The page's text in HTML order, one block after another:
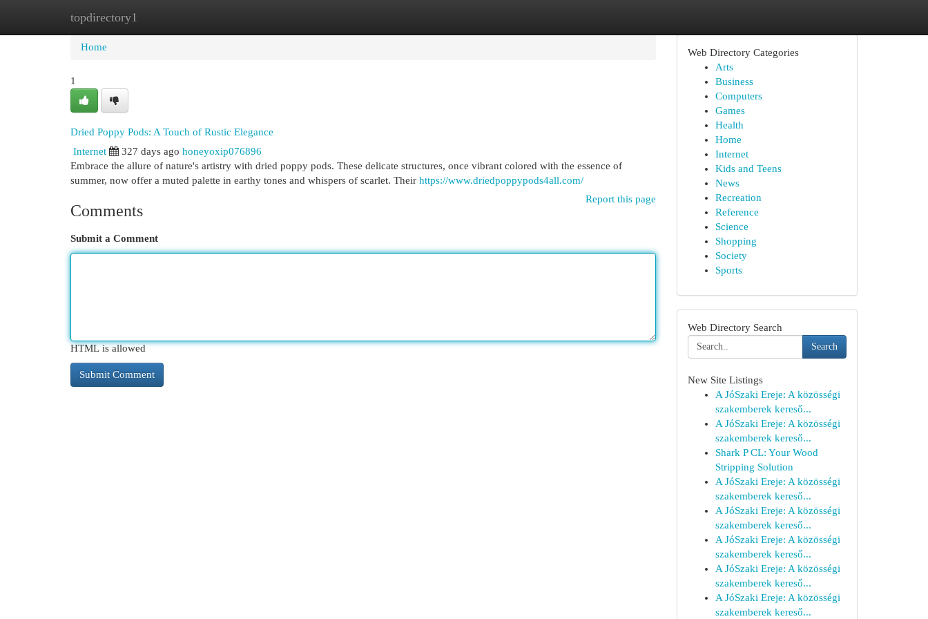
topdirectory1
Home
Home
1
Dried Poppy Pods: A Touch of Rustic Elegance
Internet
327 days ago honeyoxip076896
Embrace the allure of nature's artistry with dried poppy pods. These delicate structures, once vibrant colored with the essence of
summer, now offer a muted palette in earthy tones and whispers of scarlet. Their https://www.driedpoppypods4all.com/
Report this page
Comments
Submit a Comment
HTML is allowed
Web Directory Categories
Arts
Business
Computers
Games
Health
Home
Internet
Kids and Teens
News
Recreation
Reference
Science
Shopping
Society
Sports
Web Directory Search
Search
New Site Listings
A JóSzaki Ereje: A közösségi
szakemberek kereső...
A JóSzaki Ereje: A közösségi
szakemberek kereső...
Shark P CL: Your Wood
Stripping Solution
A JóSzaki Ereje: A közösségi
szakemberek kereső...
A JóSzaki Ereje: A közösségi
szakemberek kereső...
A JóSzaki Ereje: A közösségi
szakemberek kereső...
A JóSzaki Ereje: A közösségi
szakemberek kereső...
A JóSzaki Ereje: A közösségi
szakemberek kereső...